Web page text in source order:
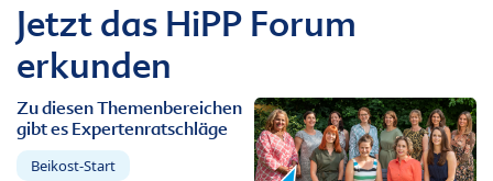
Jetzt das HiPP Forum
erkunden
Zu diesen Themenbereichen
gibt es Expertenratschläge
Beikost-Start